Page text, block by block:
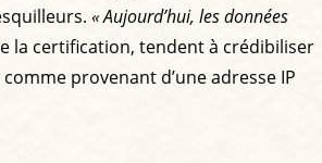
« Aujourd’hui, les données
la certification, tendent à crédibiliser
provenant d’une adresse IP